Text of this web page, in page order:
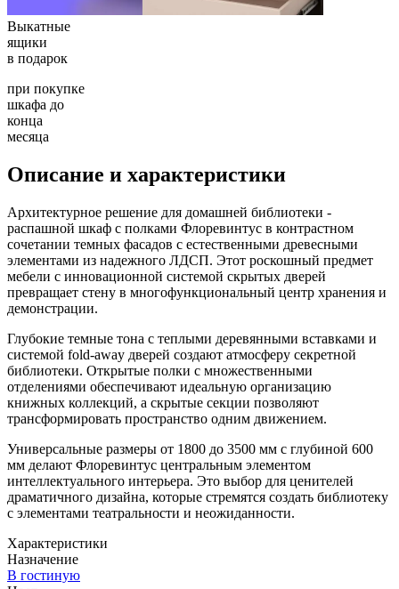
Выкатные
ящики
в подарок
при покупке
шкафа до
конца
месяца
Описание и характеристики
Архитектурное решение для домашней библиотеки -
распашной шкаф с полками Флоревинтус в контрастном
сочетании темных фасадов с естественными древесными
элементами из надежного ЛДСП. Этот роскошный предмет
мебели с инновационной системой скрытых дверей
превращает стену в многофункциональный центр хранения и
демонстрации.
Глубокие темные тона с теплыми деревянными вставками и
системой fold-away дверей создают атмосферу секретной
библиотеки. Открытые полки с множественными
отделениями обеспечивают идеальную организацию
книжных коллекций, а скрытые секции позволяют
трансформировать пространство одним движением.
Универсальные размеры от 1800 до 3500 мм с глубиной 600
мм делают Флоревинтус центральным элементом
интеллектуального интерьера. Это выбор для ценителей
драматичного дизайна, которые стремятся создать библиотеку
с элементами театральности и неожиданности.
Характеристики
Назначение
В гостиную